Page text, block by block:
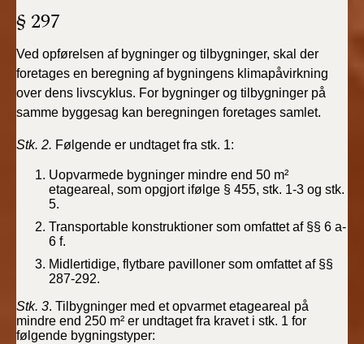
§ 297
Ved opførelsen af bygninger og tilbygninger, skal der
foretages en beregning af bygningens klimapåvirkning
over dens livscyklus. For bygninger og tilbygninger på
samme byggesag kan beregningen foretages samlet.
Stk. 2. Følgende er undtaget fra stk. 1:
Uopvarmede bygninger mindre end 50 m²
etageareal, som opgjort ifølge § 455, stk. 1-3 og stk.
5.
Transportable konstruktioner som omfattet af §§ 6 a-
6 f.
Midlertidige, flytbare pavilloner som omfattet af §§
287-292.
Stk. 3. Tilbygninger med et opvarmet etageareal på
mindre end 250 m² er undtaget fra kravet i stk. 1 for
følgende bygningstyper: